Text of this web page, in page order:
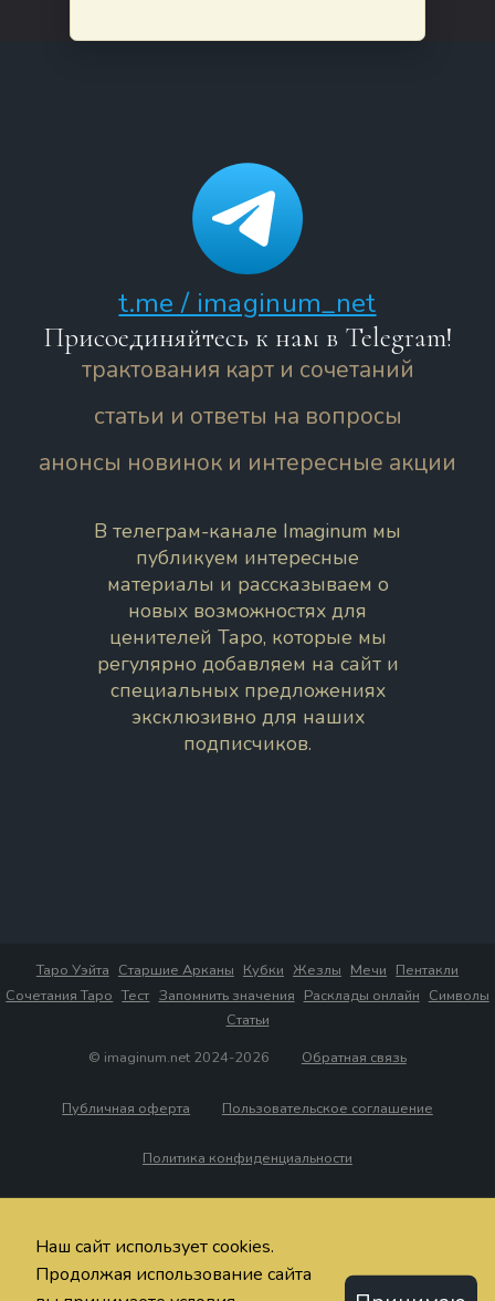
t.me / imaginum_net
Присоединяйтесь к нам в Telegram!
трактования карт и сочетаний
статьи и ответы на вопросы
анонсы новинок и интересные акции
В телеграм-канале Imaginum мы
публикуем интересные
материалы и рассказываем о
новых возможностях для
ценителей Таро, которые мы
регулярно добавляем на сайт и
специальных предложениях
эксклюзивно для наших
подписчиков.
Таро Уэйта Старшие Арканы Кубки Жезлы Мечи Пентакли
Сочетания Таро Тест Запомнить значения Расклады онлайн Символы
Статьи
© imaginum.net 2024-2026
Обратная связь
Публичная оферта Пользовательское соглашение
Политика конфиденциальности
Наш сайт использует cookies.
Продолжая использование сайта